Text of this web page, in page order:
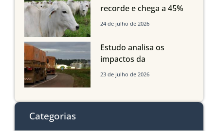
recorde e chega a 45%
dos bovinos abatidos
24 de julho de 2026
Estudo analisa os
impactos da
infraestrutura logística
do Sul
23 de julho de 2026
Categorias